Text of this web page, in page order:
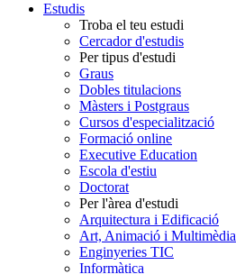
Estudis
Troba el teu estudi
Cercador d'estudis
Per tipus d'estudi
Graus
Dobles titulacions
Màsters i Postgraus
Cursos d'especialització
Formació online
Executive Education
Escola d'estiu
Doctorat
Per l'àrea d'estudi
Arquitectura i Edificació
Art, Animació i Multimèdia
Enginyeries TIC
Informàtica